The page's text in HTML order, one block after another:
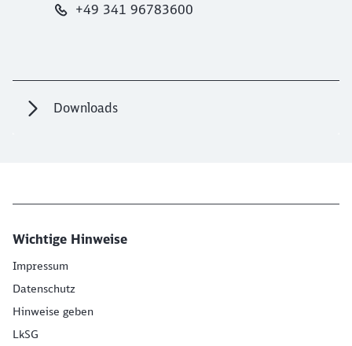
+49 341 96783600
Downloads
Wichtige Hinweise
Impressum
Datenschutz
Hinweise geben
LkSG